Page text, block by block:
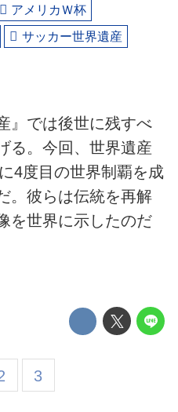
アメリカＷ杯
サッカー世界遺産
』では後世に残すべ
る。今回、世界遺産
4度目の世界制覇を成
。彼らは伝統を再解
を世界に示したのだ
3